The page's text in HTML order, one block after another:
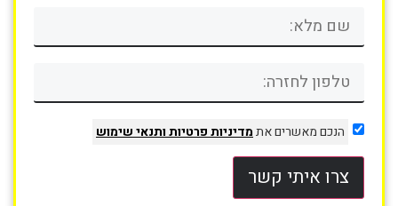
הנכם מאשרים אתמדיניות פרטיותותנאי שימוש
צרו איתי קשר